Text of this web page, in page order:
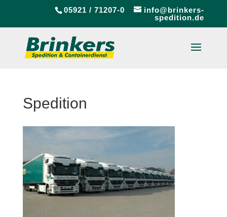
05921 / 71207-0
info@brinkers-
spedition.de
Spedition